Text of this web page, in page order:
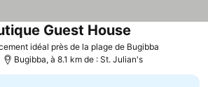
idéal près de la plage de Bugibba
Guest House
Bugibba, à 8.1 km de : St. Julian's